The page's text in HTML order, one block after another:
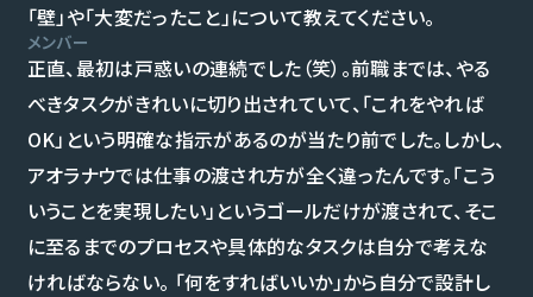
「壁」や「大変だったこと」について教えてください。
メンバー
正直、最初は戸惑いの連続でした（笑）。前職までは、やる
べきタスクがきれいに切り出されていて、「これをやれば
OK」という明確な指示があるのが当たり前でした。しかし、
アオラナウでは仕事の渡され方が全く違ったんです。「こう
いうことを実現したい」というゴールだけが渡されて、そこ
に至るまでのプロセスや具体的なタスクは自分で考えな
ければならない。 「何をすればいいか」から自分で設計し